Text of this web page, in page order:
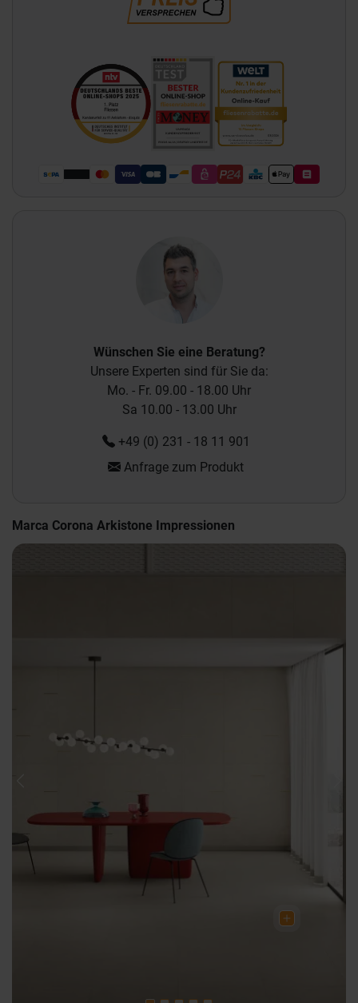
Wünschen Sie eine Beratung?
Unsere Experten sind für Sie da:
Mo. - Fr. 09.00 - 18.00 Uhr
Sa 10.00 - 13.00 Uhr
+49 (0) 231 - 18 11 901
Anfrage zum Produkt
Marca Corona Arkistone Impressionen